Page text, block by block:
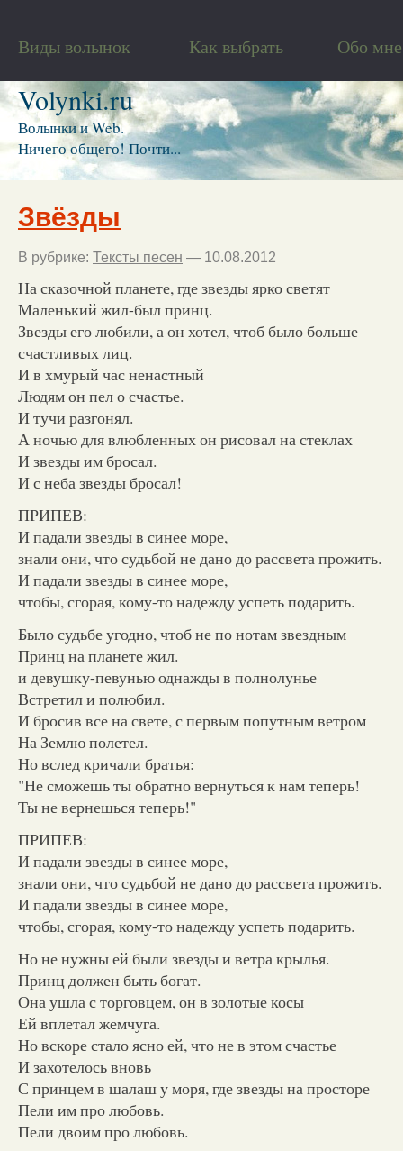
Виды волынок Как выбрать Обо мне
Volynki.ru
Волынки и Web.
Ничего общего! Почти...
Звёзды
В рубрике: Тексты песен — 10.08.2012
На сказочной планете, где звезды ярко светят
Маленький жил-был принц.
Звезды его любили, а он хотел, чтоб было больше
счастливых лиц.
И в хмурый час ненастный
Людям он пел о счастье.
И тучи разгонял.
А ночью для влюбленных он рисовал на стеклах
И звезды им бросал.
И с неба звезды бросал!
ПРИПЕВ:
И падали звезды в синее море,
знали они, что судьбой не дано до рассвета прожить.
И падали звезды в синее море,
чтобы, сгорая, кому-то надежду успеть подарить.
Было судьбе угодно, чтоб не по нотам звездным
Принц на планете жил.
и девушку-певунью однажды в полнолунье
Встретил и полюбил.
И бросив все на свете, с первым попутным ветром
На Землю полетел.
Но вслед кричали братья:
"Не сможешь ты обратно вернуться к нам теперь!
Ты не вернешься теперь!"
ПРИПЕВ:
И падали звезды в синее море,
знали они, что судьбой не дано до рассвета прожить.
И падали звезды в синее море,
чтобы, сгорая, кому-то надежду успеть подарить.
Но не нужны ей были звезды и ветра крылья.
Принц должен быть богат.
Она ушла с торговцем, он в золотые косы
Ей вплетал жемчуга.
Но вскоре стало ясно ей, что не в этом счастье
И захотелось вновь
С принцем в шалаш у моря, где звезды на просторе
Пели им про любовь.
Пели двоим про любовь.